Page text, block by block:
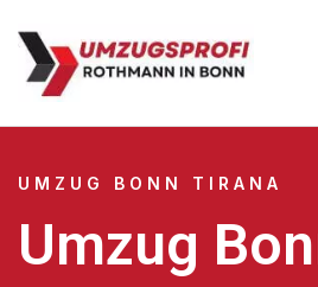
UMZUG BONN TIRANA
Umzug